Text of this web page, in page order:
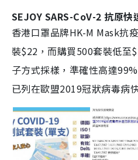
SEJOY SARS-CoV-2 抗原快
香港口罩品牌HK-M Mask抗
裝$22，而購買500套裝低至
子方式採樣，準確性高達
已列在歐盟2019冠狀病毒病